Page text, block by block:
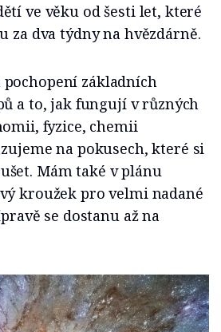
ve věku od šesti let, které
za dva týdny na hvězdárně.
pochopení základních
a to, jak fungují v různých
fyzice, chemii
na pokusech, které si
Mám také v plánu
kroužek pro velmi nadané
se dostanu až na